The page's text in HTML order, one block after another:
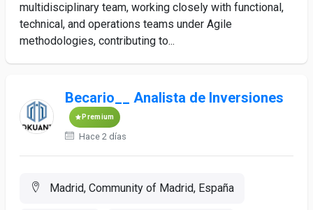
multidisciplinary team, working closely with functional,
technical, and operations teams under Agile
methodologies, contributing to...
Becario__ Analista de Inversiones
Premium
Hace 2 días
Madrid, Community of Madrid, España